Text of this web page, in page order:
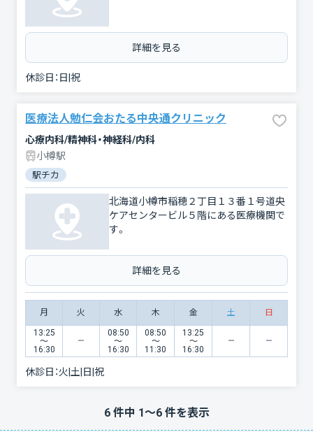
詳細を見る
休診日： 日|祝
医療法人勉仁会おたる中央通クリニック
心療内科/精神科・神経科/内科
小樽駅
駅チカ
北海道小樽市稲穂２丁目１３番１号道央
ケアセンタービル５階にある医療機関で
す。
詳細を見る
月 火 水 木 金 土 日
13:25
〜
16:30
08:50
〜
16:30
08:50
〜
11:30
13:25
〜
16:30
休診日：火|土|日|祝
6件中 1〜6件を表示